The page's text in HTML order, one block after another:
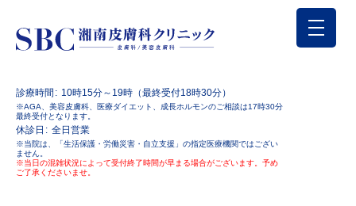
診療時間 10時15分～19時（最終受付18時30分）
※AGA、美容皮膚科、医療ダイエット、成長ホルモンのご相談は17時30分
最終受付となります。
休診日 全日営業
※当院は、「生活保護・労働災害・自立支援」の指定医療機関ではござい
ません。
※当日の混雑状況によって受付終了時間が早まる場合がございます。予め
ご了承くださいませ。